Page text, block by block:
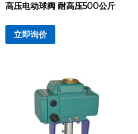
高压电动球阀 耐高压500公斤
立即询价